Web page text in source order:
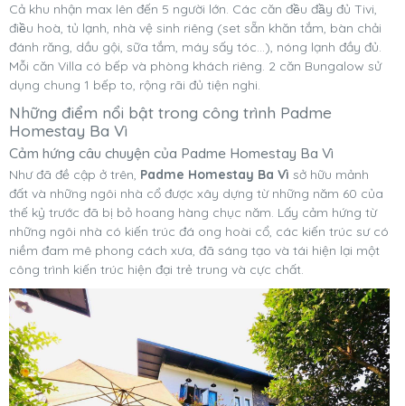
Cả khu nhận max lên đến 5 người lớn. Các căn đều đầy đủ Tivi,
điều hoà, tủ lạnh, nhà vệ sinh riêng (set sẵn khăn tắm, bàn chải
đánh răng, dầu gội, sữa tắm, máy sấy tóc...), nóng lạnh đầy đủ.
Mỗi căn Villa có bếp và phòng khách riêng. 2 căn Bungalow sử
dụng chung 1 bếp to, rộng rãi đủ tiện nghi.
Những điểm nổi bật trong công trình Padme
Homestay Ba Vì
Cảm hứng câu chuyện của Padme Homestay Ba Vì
Như đã đề cập ở trên, Padme Homestay Ba Vì sở hữu mảnh
đất và những ngôi nhà cổ được xây dựng từ những năm 60 của
thế kỷ trước đã bị bỏ hoang hàng chục năm. Lấy cảm hứng từ
những ngôi nhà có kiến trúc đá ong hoài cổ, các kiến trúc sư có
niềm đam mê phong cách xưa, đã sáng tạo và tái hiện lại một
công trình kiến trúc hiện đại trẻ trung và cực chất.